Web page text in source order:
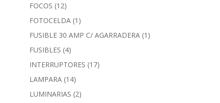
FOCOS (12)
FOTOCELDA (1)
FUSIBLE 30 AMP C/ AGARRADERA (1)
FUSIBLES (4)
INTERRUPTORES (17)
LAMPARA (14)
LUMINARIAS (2)